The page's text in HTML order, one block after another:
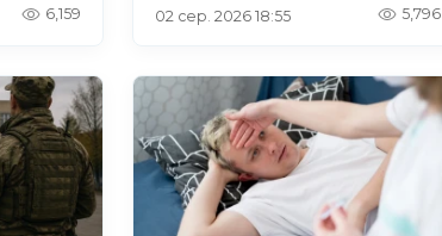
6,159 02 сер. 2026 18:55 5,796